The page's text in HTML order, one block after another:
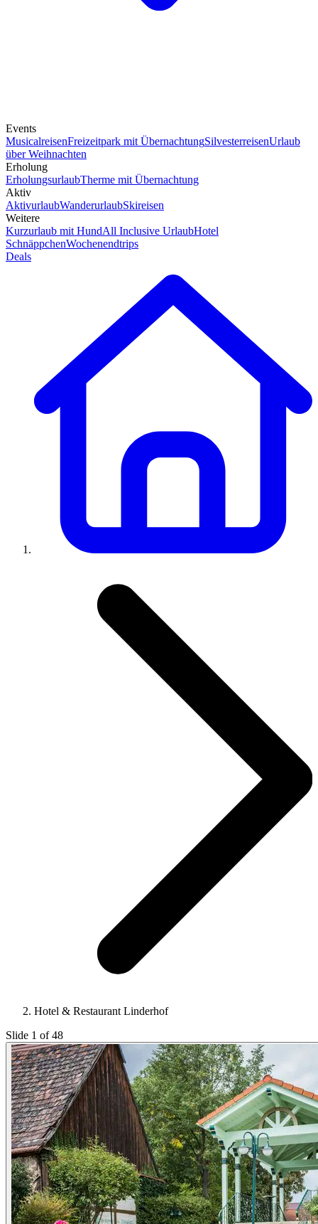
Events
MusicalreisenFreizeitpark mit ÜbernachtungSilvesterreisenUrlaub
über Weihnachten
Erholung
ErholungsurlaubTherme mit Übernachtung
Aktiv
AktivurlaubWanderurlaubSkireisen
Weitere
Kurzurlaub mit HundAll Inclusive UrlaubHotel
SchnäppchenWochenendtrips
Deals
Hotel & Restaurant Linderhof
Slide 1 of 48